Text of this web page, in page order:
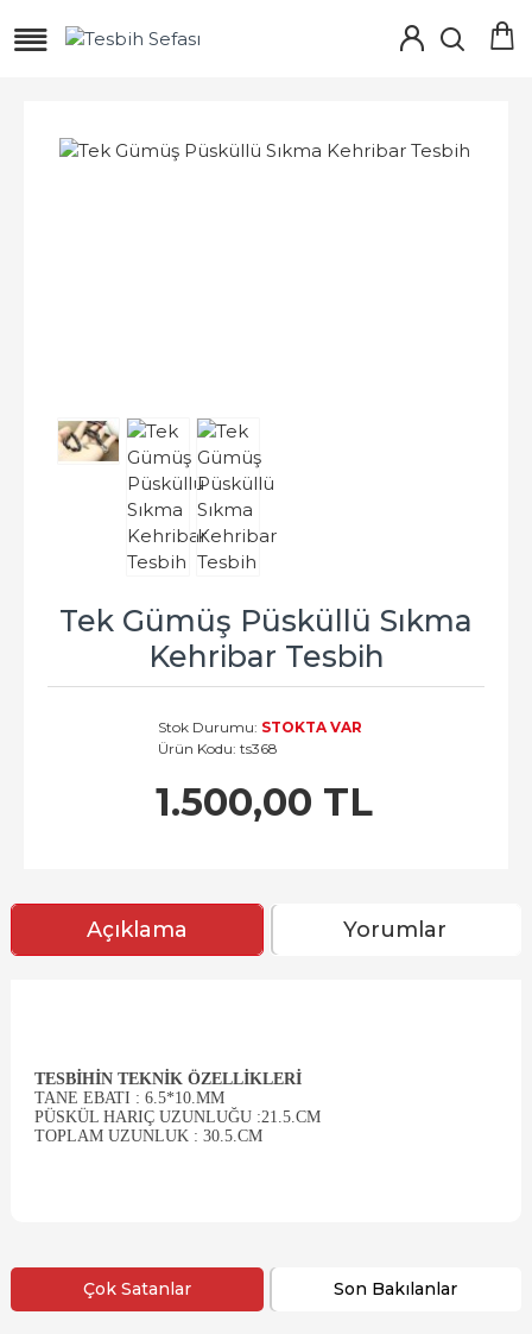
Tek Gümüş Püsküllü Sıkma
Kehribar Tesbih
1.500,00 TL
Stok Durumu: STOKTA VAR
Ürün Kodu: ts368
Açıklama Yorumlar
TESBIHIN TEKNIK ÖZELLIKLERI
TANE EBATI : 6.5*10.MM
PÜSKÜL HARIÇ UZUNLUĞU :21.5.CM
TOPLAM UZUNLUK : 30.5.CM
Çok Satanlar Son Bakılanlar